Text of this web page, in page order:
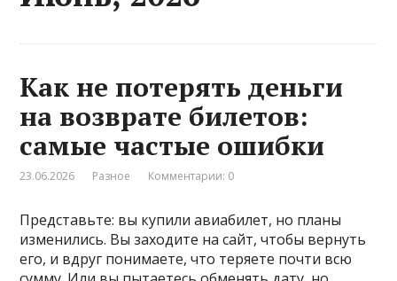
Как не потерять деньги
на возврате билетов:
самые частые ошибки
23.06.2026 Разное Комментарии: 0
Представьте: вы купили авиабилет, но планы
изменились. Вы заходите на сайт, чтобы вернуть
его, и вдруг понимаете, что теряете почти всю